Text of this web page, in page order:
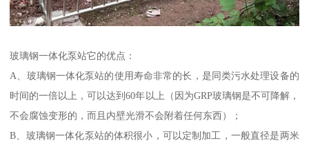
玻璃钢一体化泵站它的优点：
A、玻璃钢一体化泵站的使用寿命非常的长，是同类污水处理设备的
时间的一倍以上，可以达到60年以上（因为GRP玻璃钢是不可降解，
不会腐蚀变形的，而且内壁光滑不会附着任何东西）；
B、玻璃钢一体化泵站的体积很小，可以定制加工，一般直径是两米